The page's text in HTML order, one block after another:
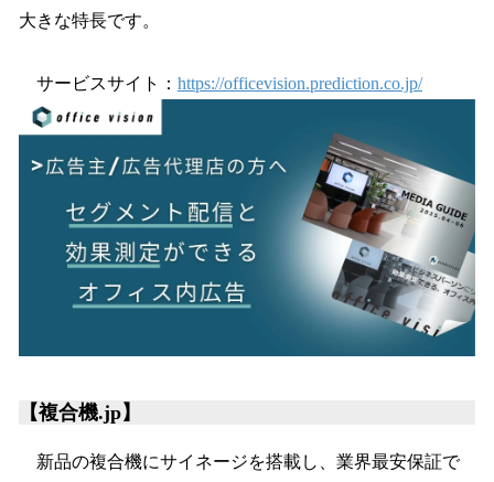
大きな特長です。
サービスサイト： https://officevision.prediction.co.jp/
【複合機.jp】
新品の複合機にサイネージを搭載し、業界最安保証で